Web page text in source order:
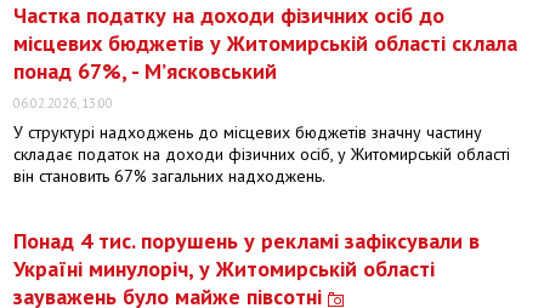
Частка податку на доходи фізичних осіб до
місцевих бюджетів у Житомирській області склала
понад 67%, - М’ясковський
06.02.2026, 13:00
У структурі надходжень до місцевих бюджетів значну частину
складає податок на доходи фізичних осіб, у Житомирській області
він становить 67% загальних надходжень.
Понад 4 тис. порушень у рекламі зафіксували в
Україні минулоріч, у Житомирській області
зауважень було майже півсотні